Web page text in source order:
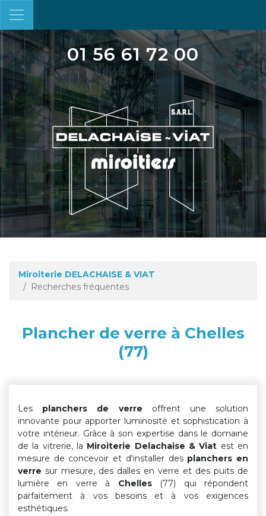
01 56 61 72 00
Miroiterie DELACHAISE & VIAT
Recherches fréquentes
Plancher de verre à Chelles
(77)
Les planchers de verre offrent une solution
innovante pour apporter luminosité et sophistication à
votre intérieur. Grâce à son expertise dans le domaine
de la vitrerie, la Miroiterie Delachaise & Viat est en
mesure de concevoir et d'installer des planchers en
verre sur mesure, des dalles en verre et des puits de
lumière en verre à Chelles(77) qui répondent
parfaitement à vos besoins et à vos exigences
esthétiques.